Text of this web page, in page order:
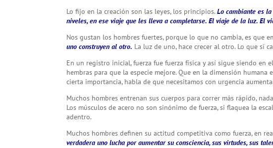
Lo fijo en la creación son las leyes, los principios.Lo cambiante es
niveles, en ese viaje que les lleva a completarse. El viaje de la luz. El
Nos gustan los hombres fuertes, porque lo que no cambia, es que
uno construyen al otro. La luz de uno, hace crecer al otro. Lo que sí
En un registro inicial, fuerza fue fuerza física y así sigue siendo en
hembras para que la especie mejore. Que en la dimensión
cierta importancia, habla de que necesitamos con urgencia
Muchos hombres entrenan sus cuerpos para correr más rápido,
Los músculos de acero no son sinónimo de fuerza, si flaquea la
adentro.
Muchos hombres definen su actitud competitiva como fuerza, en
verdadera uno lucha por aumentar su consciencia, sus virtudes, sus